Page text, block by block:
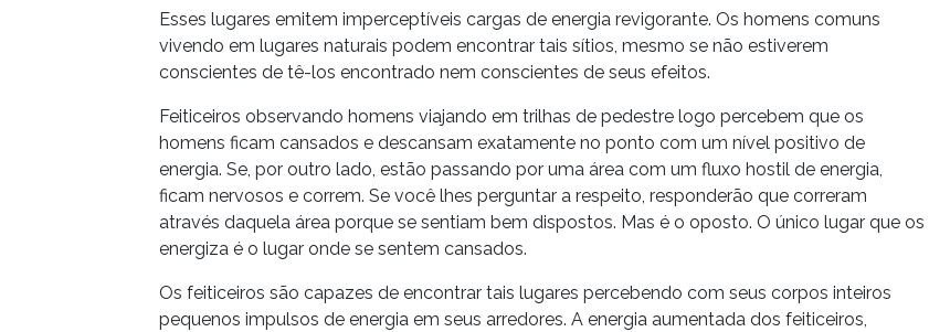
Esses lugares emitem imperceptíveis cargas de energia revigorante. Os homens comuns
vivendo em lugares naturais podem encontrar tais sítios, mesmo se não estiverem
conscientes de tê-los encontrado nem conscientes de seus efeitos.
Feiticeiros observando homens viajando em trilhas de pedestre logo percebem que os
homens ficam cansados e descansam exatamente no ponto com um nível positivo de
energia. Se, por outro lado, estão passando por uma área com um fluxo hostil de energia,
ficam nervosos e correm. Se você lhes perguntar a respeito, responderão que correram
através daquela área porque se sentiam bem dispostos. Mas é o oposto. O único lugar que os
energiza é o lugar onde se sentem cansados.
Os feiticeiros são capazes de encontrar tais lugares percebendo com seus corpos inteiros
pequenos impulsos de energia em seus arredores. A energia aumentada dos feiticeiros,